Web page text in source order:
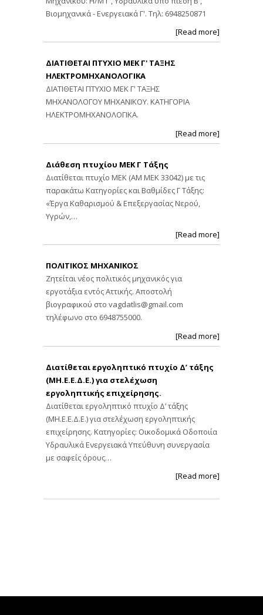
Βιομηχανικά - Ενεργειακά Γ'. Τηλ: 6948250871
[Read more]
ΔΙΑΤΙΘΕΤΑΙ ΠΤΥΧΙΟ ΜΕΚ Γ' ΤΑΞΗΣ
ΗΛΕΚΤΡΟΜΗΧΑΝΟΛΟΓΙΚΑ
ΔΙΑΤΙΘΕΤΑΙ ΠΤΥΧΙΟ ΜΕΚ Γ' ΤΑΞΗΣ
ΜΗΧΑΝΟΛΟΓΟΥ ΜΗΧΑΝΙΚΟΥ. ΚΑΤΗΓΟΡΙΑ
ΗΛΕΚΤΡΟΜΗΧΑΝΟΛΟΓΙΚΑ.
[Read more]
Διάθεση πτυχίου ΜΕΚ Γ Τάξης
Διατίθεται πτυχίο ΜΕΚ (ΑΜ ΜΕΚ 33042) με τις
παρακάτω Κατηγορίες και Βαθμίδες Γ Τάξης:
«Έργα Καθαρισμού & Επεξεργασίας Νερού,
Υγρών,…
[Read more]
ΠΟΛΙΤΙΚΟΣ ΜΗΧΑΝΙΚΟΣ
Ζητείται νέος πολιτικός μηχανικός για
εργοτάξια εντός Αττικής. Αποστολή
βιογραφικού στο vagdatlis@gmail.com
τηλέφωνο στο 6948755000.
[Read more]
Διατίθεται εργοληπτικό πτυχίο Δ’ τάξης
(ΜΗ.Ε.Ε.Δ.Ε.) για στελέχωση
εργοληπτικής επιχείρησης.
Διατίθεται εργοληπτικό πτυχίο Δ’ τάξης
(ΜΗ.Ε.Ε.Δ.Ε.) για στελέχωση εργοληπτικής
επιχείρησης. Κατηγορίες: Οικοδομικά Οδοποιία
Υδραυλικά Ενεργειακά Υπεύθυνη συνεργασία
με σαφείς όρους…
[Read more]